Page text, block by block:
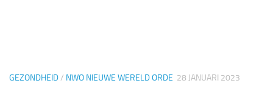
GEZONDHEID/ NWO NIEUWE WERELD ORDE 28 JANUARI 2023